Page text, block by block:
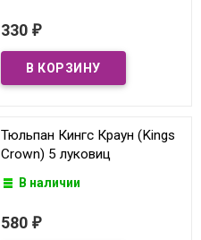
330 ₽
Тюльпан Кингс Краун (Kings
Crown) 5 луковиц
В наличии
580 ₽